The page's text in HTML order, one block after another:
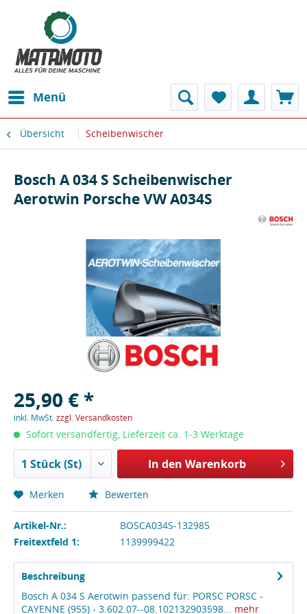
Menü
Übersicht Scheibenwischer
Bosch A 034 S Scheibenwischer
Aerotwin Porsche VW A034S
25,90 € *
inkl. MwSt.zzgl. Versandkosten
Sofort versandfertig, Lieferzeit ca. 1-3 Werktage
In den Warenkorb
Merken Bewerten
Artikel-Nr.:
BOSCA034S-132985
Freitextfeld 1:
1139999422
Beschreibung
Bosch A 034 S Aerotwin passend für: PORSC PORSC -
CAYENNE (955) - 3.602.07--08.102132903598... mehr